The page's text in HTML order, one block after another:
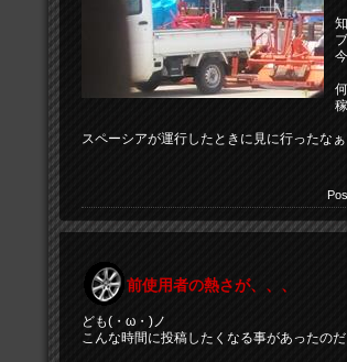
スペーシアが運行したときに見に行ったなぁ
前使用者の熱さが、、、
ども(・ω・)ノ
こんな時間に投稿したくなる事があったのだ